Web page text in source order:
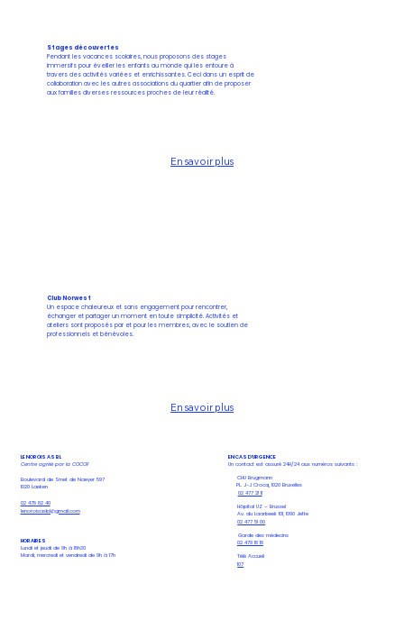
Stages découvertes
Pendant les vacances scolaires, nous proposons des stages
immersifs pour éveiller les enfants au monde qui les entoure à
travers des activités variées et enrichissantes. Ceci dans un esprit de
collaboration avec les autres associations du quartier afin de proposer
aux familles diverses ressources proches de leur réalité.
En savoir plus
Club Norwest
Un espace chaleureux et sans engagement pour rencontrer,
échanger et partager un moment en toute simplicité. Activités et
ateliers sont proposés par et pour les membres, avec le soutien de
professionnels et bénévoles.
En savoir plus
LE NOROIS ASBL
Centre agréé par la COCOF
Boulevard de Smet de Naeyer 597
1020 Laeken
02 478 82 40
lenoroisasbl@gmail.com
HORAIRES
Lundi et jeudi de 9h à 18h30
Mardi, mercredi et vendredi de 9h à 17h
EN CAS D'URGENCE
Un contact est assuré 24H/24 aux numéros suivants :
CHU Brugmann
PL. J-J Crocq, 1020 Bruxelles
02 477 21 11
Hôpital UZ – Brussel
Av. du Laarbeek 101, 1090 Jette
02 477 51 00
Garde des médecins
02 479 18 18
Télé Accueil
107